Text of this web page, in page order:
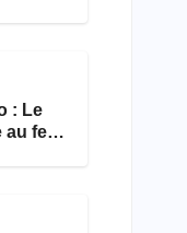
: Le
au feu